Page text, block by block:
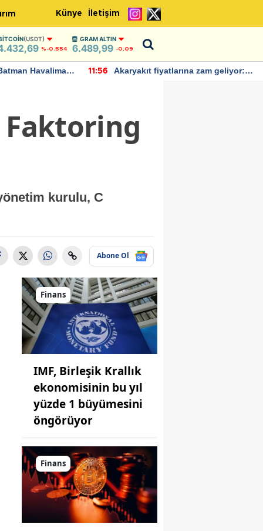
Künye İletişim
(USDT)
%-0.554
GRAM ALTIN
6.489,99 -0,09
Havalimanı
11:56
Akaryakıt fiyatlarına zam geliyor:
kurulu, C
Abone Ol
Finans
IMF, Birleşik Krallık
ekonomisinin bu yıl
yüzde 1 büyümesini
öngörüyor
Finans